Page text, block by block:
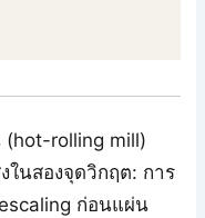
(hot-rolling mill)
นสองจุดวิกฤต: การ
ก่อนแผ่น